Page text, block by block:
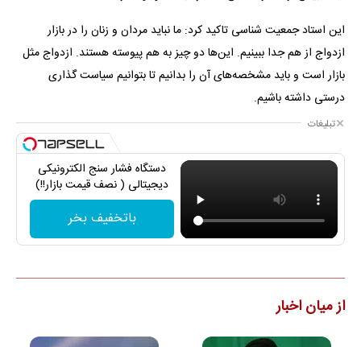
این استاد جمعیت شناسی تاکید کرد: ما نباید مردان و زنان را در بازار
ازدواج از هم جدا ببینیم. این‌ها دو چیز به هم پیوسته هستند. ازدواج مثل
بازار است و باید مشخصه‌های آن را بدانیم تا بتوانیم سیاست گذاری
درستی داشته باشیم.
تبلیغات
دستگاه فشار سنج الکترونیکی
دیجیتالی ( نصف قیمت بازار!!)
باتخفیف بخر
از میان اخبار